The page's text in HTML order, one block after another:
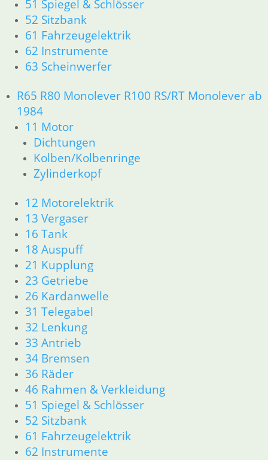
51 Spiegel & Schlösser
52 Sitzbank
61 Fahrzeugelektrik
62 Instrumente
63 Scheinwerfer
R65 R80 Monolever R100 RS/RT Monolever ab
1984
11 Motor
Dichtungen
Kolben/Kolbenringe
Zylinderkopf
12 Motorelektrik
13 Vergaser
16 Tank
18 Auspuff
21 Kupplung
23 Getriebe
26 Kardanwelle
31 Telegabel
32 Lenkung
33 Antrieb
34 Bremsen
36 Räder
46 Rahmen & Verkleidung
51 Spiegel & Schlösser
52 Sitzbank
61 Fahrzeugelektrik
62 Instrumente